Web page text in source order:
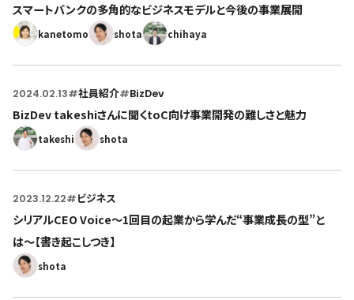
スマートバンクの多角的なビジネスモデルと今後の事業展開
kanetomo shota chihaya
2024.02.13#社員紹介#BizDev
BizDev takeshiさんに聞くtoC向け事業開発の難しさと魅力
takeshi shota
2023.12.22#ビジネス
シリアルCEO Voice〜1回目の起業から学んだ“事業成長の型”と
は〜【書き起こしつき】
shota